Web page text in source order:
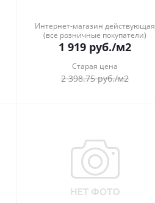
Интернет-магазин действующая
(все розничные покупатели)
1 919 руб./м2
Старая цена
2 398.75руб./м2